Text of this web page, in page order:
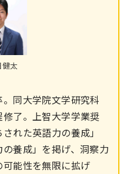
太
同大学院文学研究科
了。上智大学学業奨
れた英語力の養成」
の養成」を掲げ、洞察力
能性を無限に拡げ